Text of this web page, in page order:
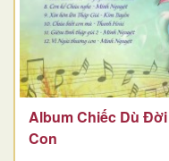
Album Chiếc Dù Đời
Con